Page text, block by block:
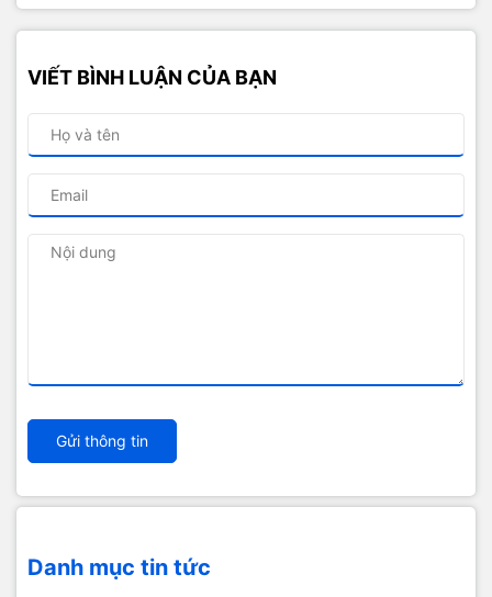
VIẾT BÌNH LUẬN CỦA BẠN
Gửi thông tin
Danh mục tin tức